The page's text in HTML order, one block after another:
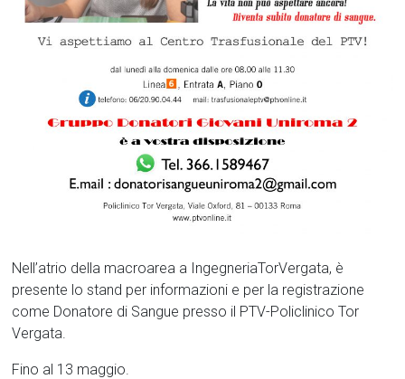
Nell’atrio della macroarea a IngegneriaTorVergata, è
presente lo stand per informazioni e per la registrazione
come Donatore di Sangue presso il PTV-Policlinico Tor
Vergata.
Fino al 13 maggio.